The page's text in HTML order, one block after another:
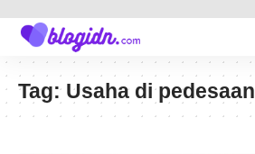
Tag: Usaha di pedesaan